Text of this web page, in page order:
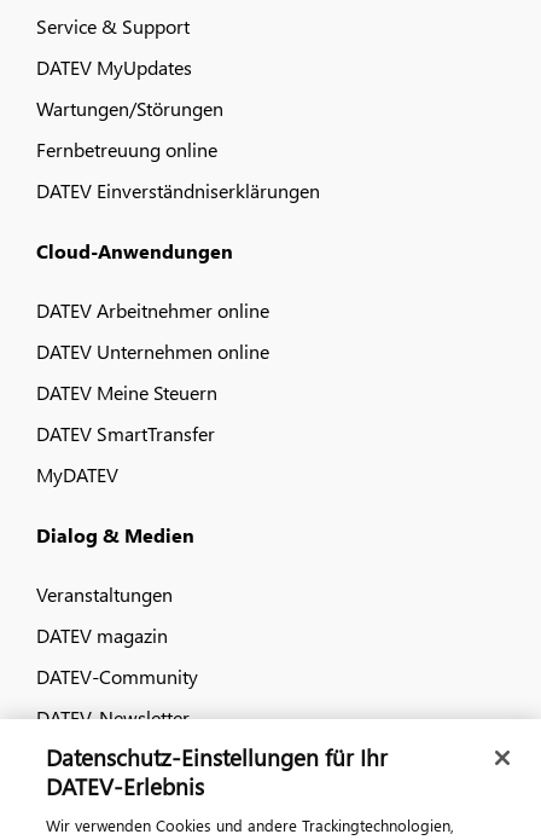
Service & Support
DATEV MyUpdates
Wartungen/Störungen
Fernbetreuung online
DATEV Einverständniserklärungen
Cloud-Anwendungen
DATEV Arbeitnehmer online
DATEV Unternehmen online
DATEV Meine Steuern
DATEV SmartTransfer
MyDATEV
Dialog & Medien
Veranstaltungen
DATEV magazin
DATEV-Community
DATEV-Newsletter
Kontaktieren Sie uns
Datenschutz-Einstellungen für Ihr
DATEV-Erlebnis
Wir verwenden Cookies und andere Trackingtechnologien,